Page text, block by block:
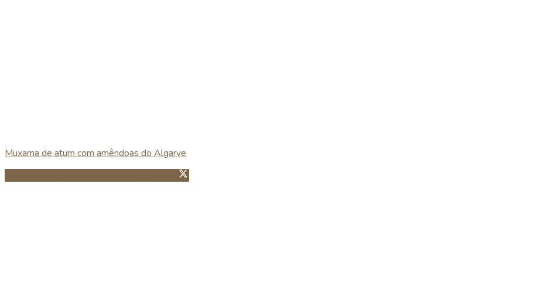
Muxama de atum com amêndoas do Algarve
Guardar no Pinterest